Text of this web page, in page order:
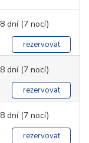
8 dní (7 nocí)
rezervovat
8 dní (7 nocí)
rezervovat
8 dní (7 nocí)
rezervovat